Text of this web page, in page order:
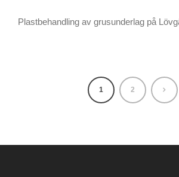
Plastbehandling av grusunderlag på
1 2